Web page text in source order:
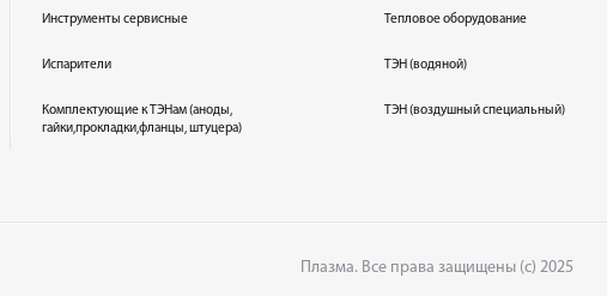
Инструменты сервисные
Испарители
Комплектующие к ТЭНам (аноды,
гайки,прокладки,фланцы, штуцера)
Тепловое оборудование
ТЭН (водяной)
ТЭН (воздушный специальный)
Плазма. Все права защищены (с) 2025